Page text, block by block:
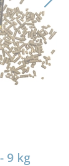
9 kg